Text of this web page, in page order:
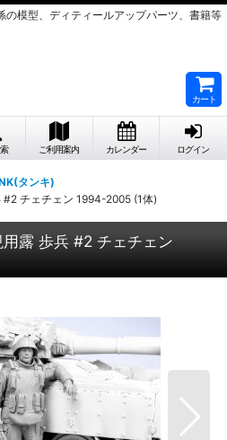
模型、ディティールアップパーツ、書籍等
カート
ご利用案内 カレンダー ログイン
タンキ)
チェチェン 1994-2005 (1体)
露 歩兵 #2 チェチェン